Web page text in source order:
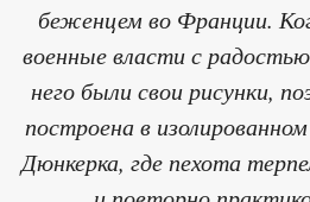
беженцем во Франции.
военные власти с
него были свои рисунки,
построена в
Дюнкерка, где пехота